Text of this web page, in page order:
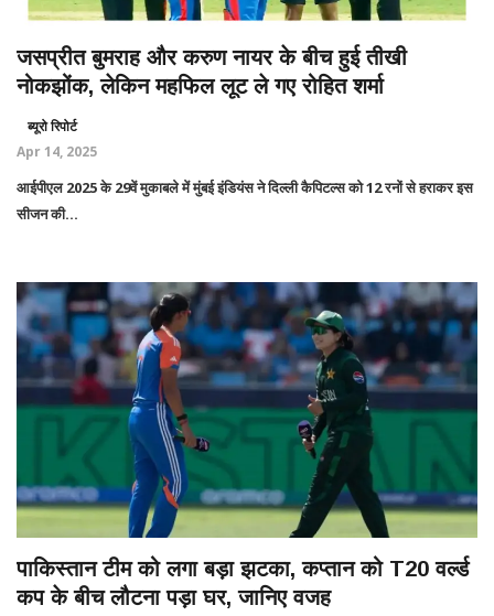
जसप्रीत बुमराह और करुण नायर के बीच हुई तीखी
नोकझोंक, लेकिन महफिल लूट ले गए रोहित शर्मा
ब्यूरो रिपोर्ट
Apr 14, 2025
आईपीएल 2025 के 29वें मुकाबले में मुंबई इंडियंस ने दिल्ली कैपिटल्स को 12 रनों से हराकर इस
सीजन की...
पाकिस्तान टीम को लगा बड़ा झटका, कप्तान को T20 वर्ल्ड
कप के बीच लौटना पड़ा घर, जानिए वजह